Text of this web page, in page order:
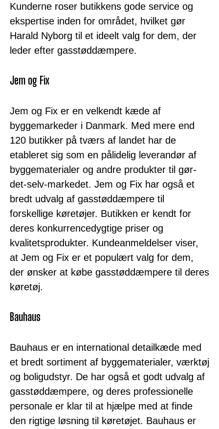
Kunderne roser butikkens gode service og
ekspertise inden for området, hvilket gør
Harald Nyborg til et ideelt valg for dem, der
leder efter gasstøddæmpere.
Jem og Fix
Jem og Fix er en velkendt kæde af
byggemarkeder i Danmark. Med mere end
120 butikker på tværs af landet har de
etableret sig som en pålidelig leverandør af
byggematerialer og andre produkter til gør-
det-selv-markedet. Jem og Fix har også et
bredt udvalg af gasstøddæmpere til
forskellige køretøjer. Butikken er kendt for
deres konkurrencedygtige priser og
kvalitetsprodukter. Kundeanmeldelser viser,
at Jem og Fix er et populært valg for dem,
der ønsker at købe gasstøddæmpere til deres
køretøj.
Bauhaus
Bauhaus er en international detailkæde med
et bredt sortiment af byggematerialer, værktøj
og boligudstyr. De har også et godt udvalg af
gasstøddæmpere, og deres professionelle
personale er klar til at hjælpe med at finde
den rigtige løsning til køretøjet. Bauhaus er